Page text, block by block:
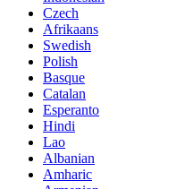
Czech
Afrikaans
Swedish
Polish
Basque
Catalan
Esperanto
Hindi
Lao
Albanian
Amharic